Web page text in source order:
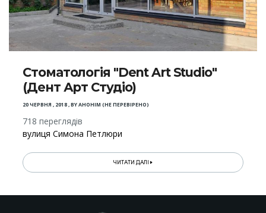
Стоматологія "Dent Art Studio"
(Дент Арт Студіо)
20 ЧЕРВНЯ , 2018,BYАНОНІМ (НЕ ПЕРЕВІРЕНО)
718 переглядів
вулиця Симона Петлюри
ЧИТАТИ ДАЛІ